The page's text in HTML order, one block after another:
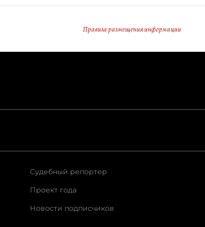
Правила размещения информации
Судебный репортер
Проект года
Новости подписчиков